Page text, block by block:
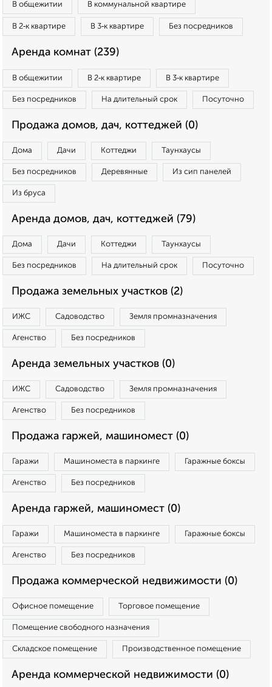
В общежитии В коммунальной квартире
В 2‑к квартире В 3‑к квартире Без посредников
Аренда комнат (239)
В общежитии В 2‑к квартире В 3‑к квартире
Без посредников На длительный срок Посуточно
Продажа домов, дач, коттеджей (0)
Дома Дачи Коттеджи Таунхаусы
Без посредников Деревянные Из сип панелей
Из бруса
Аренда домов, дач, коттеджей (79)
Дома Дачи Коттеджи Таунхаусы
Без посредников На длительный срок Посуточно
Продажа земельных участков (2)
ИЖС Садоводство Земля промназначения
Агенство Без посредников
Аренда земельных участков (0)
ИЖС Садоводство Земля промназначения
Агенство Без посредников
Продажа гаржей, машиномест (0)
Гаражи Машиноместа в паркинге Гаражные боксы
Агенство Без посредников
Аренда гаржей, машиномест (0)
Гаражи Машиноместа в паркинге Гаражные боксы
Агенство Без посредников
Продажа коммерческой недвижимости (0)
Офисное помещение Торговое помещение
Помещение свободного назначения
Складское помещение Производственное помещение
Аренда коммерческой недвижимости (0)